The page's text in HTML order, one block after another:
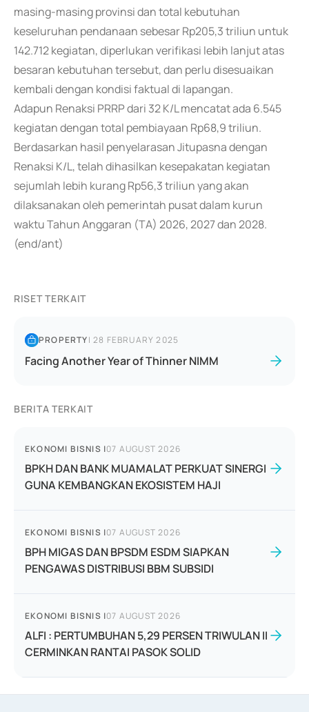
masing-masing provinsi dan total kebutuhan
keseluruhan pendanaan sebesar Rp205,3 triliun untuk
142.712 kegiatan, diperlukan verifikasi lebih lanjut atas
besaran kebutuhan tersebut, dan perlu disesuaikan
kembali dengan kondisi faktual di lapangan.
Adapun Renaksi PRRP dari 32 K/L mencatat ada 6.545
kegiatan dengan total pembiayaan Rp68,9 triliun.
Berdasarkan hasil penyelarasan Jitupasna dengan
Renaksi K/L, telah dihasilkan kesepakatan kegiatan
sejumlah lebih kurang Rp56,3 triliun yang akan
dilaksanakan oleh pemerintah pusat dalam kurun
waktu Tahun Anggaran (TA) 2026, 2027 dan 2028.
(end/ant)
RISET TERKAIT
PROPERTY|28 FEBRUARY 2025
Facing Another Year of Thinner NIMM
BERITA TERKAIT
EKONOMI BISNIS |07 AUGUST 2026
BPKH DAN BANK MUAMALAT PERKUAT SINERGI
GUNA KEMBANGKAN EKOSISTEM HAJI
EKONOMI BISNIS |07 AUGUST 2026
BPH MIGAS DAN BPSDM ESDM SIAPKAN
PENGAWAS DISTRIBUSI BBM SUBSIDI
EKONOMI BISNIS |07 AUGUST 2026
ALFI : PERTUMBUHAN 5,29 PERSEN TRIWULAN II
CERMINKAN RANTAI PASOK SOLID